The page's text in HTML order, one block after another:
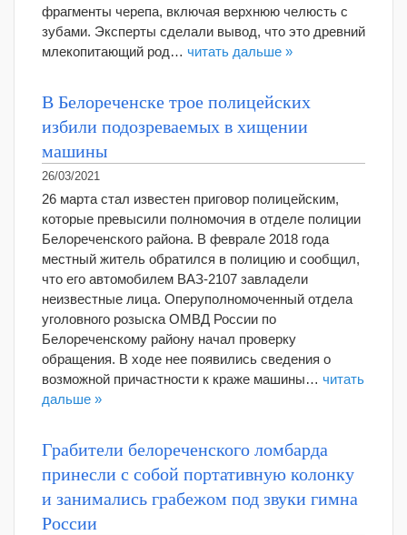
фрагменты черепа, включая верхнюю челюсть с
зубами. Эксперты сделали вывод, что это древний
млекопитающий род… читать дальше »
В Белореченске трое полицейских
избили подозреваемых в хищении
машины
26/03/2021
26 марта стал известен приговор полицейским,
которые превысили полномочия в отделе полиции
Белореченского района. В феврале 2018 года
местный житель обратился в полицию и сообщил,
что его автомобилем ВАЗ-2107 завладели
неизвестные лица. Оперуполномоченный отдела
уголовного розыска ОМВД России по
Белореченскому району начал проверку
обращения. В ходе нее появились сведения о
возможной причастности к краже машины… читать
дальше »
Грабители белореченского ломбарда
принесли с собой портативную колонку
и занимались грабежом под звуки гимна
России